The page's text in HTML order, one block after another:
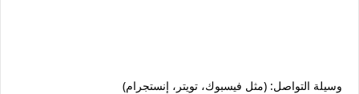
وسيلة التواصل: (مثل فيسبوك، تويتر، إنستجرام)